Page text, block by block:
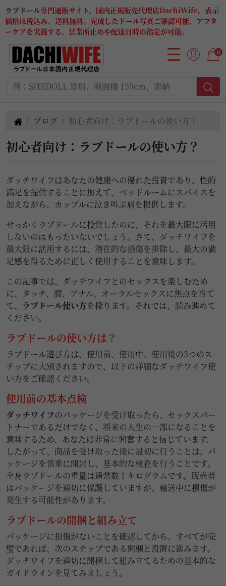
ラブドール専門通販サイト、国内正規販売代理店DachiWife。表示
価格は税込み、送料無料。完成したドール写真ご確認可能、アフタ
ーケアを実施する。営業所止めや配達日時の指定が可能。
0
ブログ 初心者向け：ラブドールの使い方？
初心者向け：ラブドールの使い方？
ダッチワイフはあなたの健康への優れた投資であり、性的
満足を提供することに加えて、ベッドルームにスパイスを
加えながら、カップルに泣き叫ぶ肩を提供します。
せっかくラブドールに投資したのに、それを最大限に活用
しないのはもったいないでしょう。さて、ダッチワイフを
最大限に活用するには、潜在的な損傷を排除し、最大の満
足感を得るために正しく使用することを意味します。
この記事では、ダッチワイフとのセックスを楽しむため
に、タッチ、膣、アナル、オーラルセックスに焦点を当て
て、
ラブドール使い方を探ります。それでは、読み進めて
ください。
ラブドールの使い方は？
ラブドール遊び方は、使用前、使用中、使用後の3つのス
テップに大別されますので、以下の詳細なダッチワイフ使
い方をご確認ください。
使用前の基本点検
ダッチワイフのパッケージを受け取ったら、セックスパー
トナーであるだけでなく、将来の人生の一部になることを
意味するため、あなたは非常に興奮すると信じています。
したがって、商品を受け取った後に最初に行うことは、パ
ッケージを慎重に開封し、基本的な検査を行うことです。
全身ラブドールの重量は通常数十キログラムです。販売者
はパッケージを適切に保護していますが、輸送中に損傷が
発生する可能性があります。
ラブドールの開梱と組み立て
パッケージに損傷がないことを確認してから、すべてが完
璧であれば、次のステップである開梱と設置に進みます。
ダッチワイフを適切に開梱して組み立てるための基本的な
ガイドラインを見てみましょう。